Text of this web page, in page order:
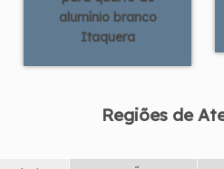
alumínio branco
Itaquera
Regiões de